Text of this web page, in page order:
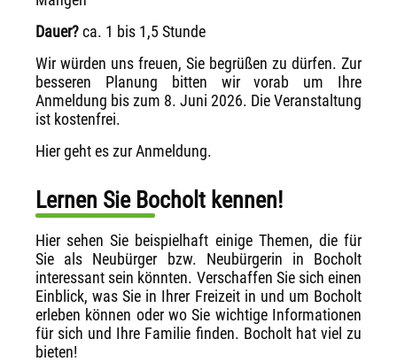
Dauer?ca. 1 bis 1,5 Stunde
Wir würden uns freuen, Sie begrüßen zu dürfen. Zur
besseren Planung bitten wir vorab um Ihre
Anmeldung bis zum 8. Juni 2026. Die Veranstaltung
ist kostenfrei.
Hier geht es zur Anmeldung.
Lernen Sie Bocholt kennen!
Hier sehen Sie beispielhaft einige Themen, die für
Sie als Neubürger bzw. Neubürgerin in Bocholt
interessant sein könnten. Verschaffen Sie sich einen
Einblick, was Sie in Ihrer Freizeit in und um Bocholt
erleben können oder wo Sie wichtige Informationen
für sich und Ihre Familie finden. Bocholt hat viel zu
bieten!